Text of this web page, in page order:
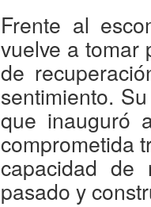
Frente al
vuelve a tomar
de
sentimiento.
que inauguró
comprometida
capacidad de
pasado y